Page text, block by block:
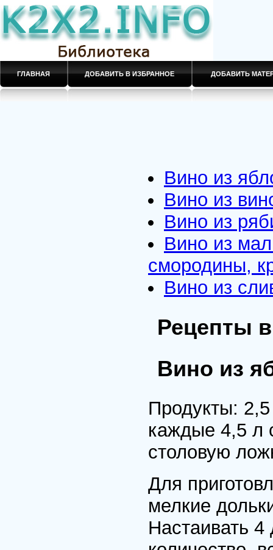
ГЛАВНАЯ ДОБАВИТЬ В ИЗБРАННОЕ ДОБАВИТЬ
Вино из
Вино из
Вино из
Вино из
смородины,
Вино из
Рецепты
Вино из
Пpодукты:
каждые 4,5 л
столовую
Для
мелкие
Настаивать 4